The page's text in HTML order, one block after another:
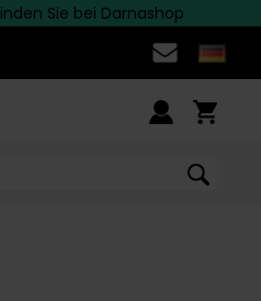
Aktion!>>
nach Deutschland!
Sie bei Darnashop